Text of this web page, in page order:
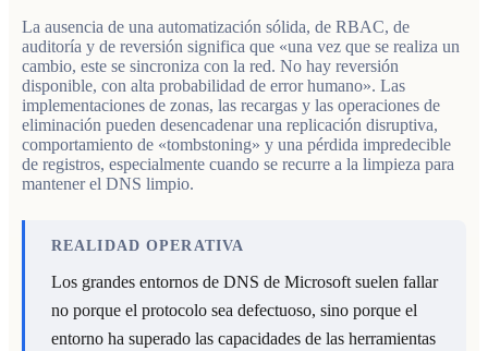
La ausencia de una automatización sólida, de RBAC, de
auditoría y de reversión significa que «una vez que se realiza un
cambio, este se sincroniza con la red. No hay reversión
disponible, con alta probabilidad de error humano». Las
implementaciones de zonas, las recargas y las operaciones de
eliminación pueden desencadenar una replicación disruptiva,
comportamiento de «tombstoning» y una pérdida impredecible
de registros, especialmente cuando se recurre a la limpieza para
mantener el DNS limpio.
REALIDAD OPERATIVA
Los grandes entornos de DNS de Microsoft suelen fallar
no porque el protocolo sea defectuoso, sino porque el
entorno ha superado las capacidades de las herramientas